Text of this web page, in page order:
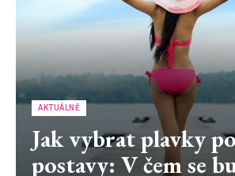
AKTUÁLNĚ
Jak vybrat plavky
postavy: V čem se